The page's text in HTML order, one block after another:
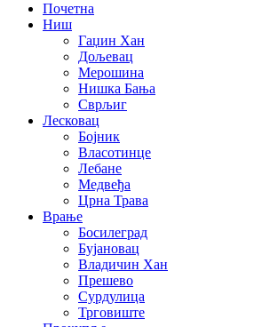
Почетна
Ниш
Гаџин Хан
Дољевац
Мерошина
Нишка Бања
Сврљиг
Лесковац
Бојник
Власотинце
Лебане
Медвеђа
Црна Трава
Врање
Босилеград
Бујановац
Владичин Хан
Прешево
Сурдулица
Трговиште